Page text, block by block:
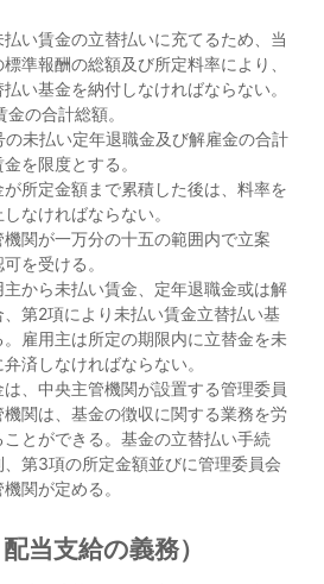
い賃金の立替払いに充てるため、当
準報酬の総額及び所定料率により、
い基金を納付しなければならない。
の合計総額。
未払い定年退職金及び解雇金の合計
を限度とする。
所定金額まで累積した後は、料率を
なければならない。
関が一万分の十五の範囲内で立案
を受ける。
から未払い賃金、定年退職金或は解
第2項により未払い賃金立替払い基
雇用主は所定の期限内に立替金を未
済しなければならない。
、中央主管機関が設置する管理委員
関は、基金の徴収に関する業務を労
とができる。基金の立替払い手続
第3項の所定金額並びに管理委員会
関が定める。
当支給の義務）